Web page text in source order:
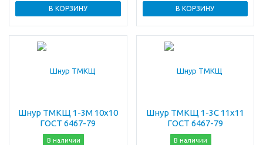
В КОРЗИНУ В КОРЗИНУ
Шнур ТМКЩ 1-3М 10х10
ГОСТ 6467-79
В наличии
Шнур ТМКЩ 1-3С 11х11
ГОСТ 6467-79
В наличии